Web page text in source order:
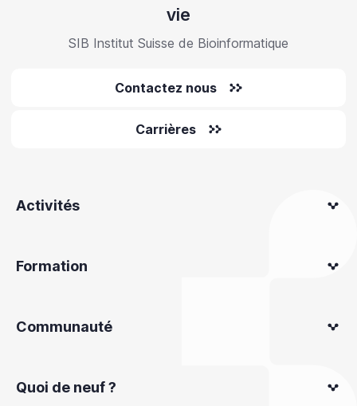
vie
SIB Institut Suisse de Bioinformatique
Contactez nous
Carrières
Activités
Formation
Communauté
Quoi de neuf ?